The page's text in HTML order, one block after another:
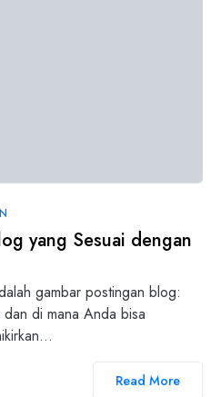
yang Sesuai dengan
gambar postingan blog:
di mana Anda bisa
Read More